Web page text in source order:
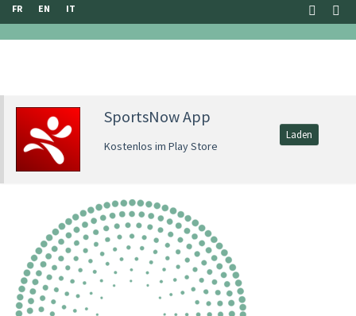
FR EN IT
SportsNow App
Kostenlos im Play Store
Laden